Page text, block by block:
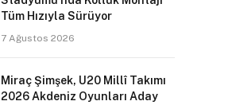
Tüm Hızıyla Sürüyor
7 Ağustos 2026
Miraç Şimşek, U20 Millî Takımı
2026 Akdeniz Oyunları Aday